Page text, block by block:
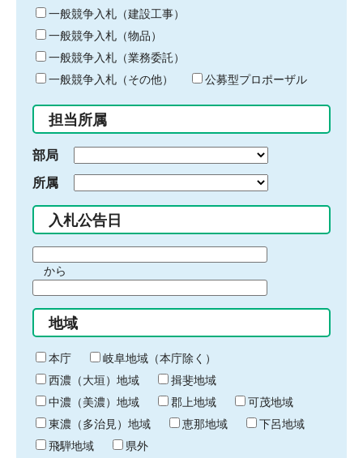
キ
ー
ワ
ー
ド
入
力
一般競争入札（建設工事）
一般競争入札（物品）
一般競争入札（業務委託）
一般競争入札（その他）
公募型プロポーザル
担当所属
部局
所属
入札公告日
間
始
り
から
間
終
わ
り
地域
本庁
岐阜地域（本庁除く）
西濃（大垣）地域
揖斐地域
中濃（美濃）地域
郡上地域
可茂地域
東濃（多治見）地域
恵那地域
下呂地域
飛騨地域
県外